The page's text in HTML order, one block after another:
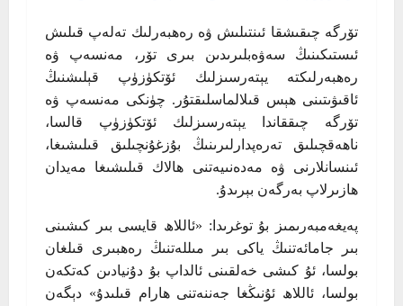
تۆرگە چىقىشقا ئىنتىلىش ۋە رەھبەرلىك تەلەپ قىلىش
ئىستىكىنىڭ سەۋەبلىرىدىن بىرى تۆر، مەنسەپ ۋە
رەھبەرلىكتە يېتەرسىزلىك ئۆتكۈزۈپ قېلىشنىڭ
ئاقىۋىتىنى ھېس قىلالماسلىقتۇر. چۈنكى مەنسەپ ۋە
تۆرگە چىققاندا يېتەرسىزلىك ئۆتكۈزۈپ قالسا،
ناھەقچىلىق تەرەپدارلىرىنىڭ بۇزغۇنچىلىق قىلىشىغا،
ئىنسانلارنى ۋە مەدەنىيەتنى ھالاك قىلىشىغا مەيدان
ھازىرلاپ بەرگەن بېرىدۇ.
پەيغەمبەرىمىز بۇ توغرىدا: «ئاللاھ قايسى بىر كىشىنى
بىر جامائەتنىڭ ياكى بىر مىللەتنىڭ رەھبىرى قىلغان
بولسا، ئۇ كىشى خەلقىنى ئالداپ بۇ دۇنيادىن كەتكەن
بولسا، ئاللاھ ئۇنىڭغا جەننەتنى ھارام قىلىدۇ» دېگەن